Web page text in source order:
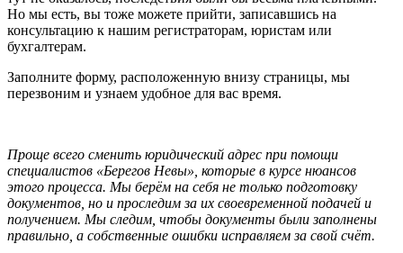
Но мы есть, вы тоже можете прийти, записавшись на
консультацию к нашим регистраторам, юристам или
бухгалтерам.
Заполните форму, расположенную внизу страницы, мы
перезвоним и узнаем удобное для вас время.
Проще всего сменить юридический адрес при помощи
специалистов «Берегов Невы», которые в курсе нюансов
этого процесса. Мы берём на себя не только подготовку
документов, но и проследим за их своевременной подачей и
получением. Мы следим, чтобы документы были заполнены
правильно, а собственные ошибки исправляем за свой счёт.